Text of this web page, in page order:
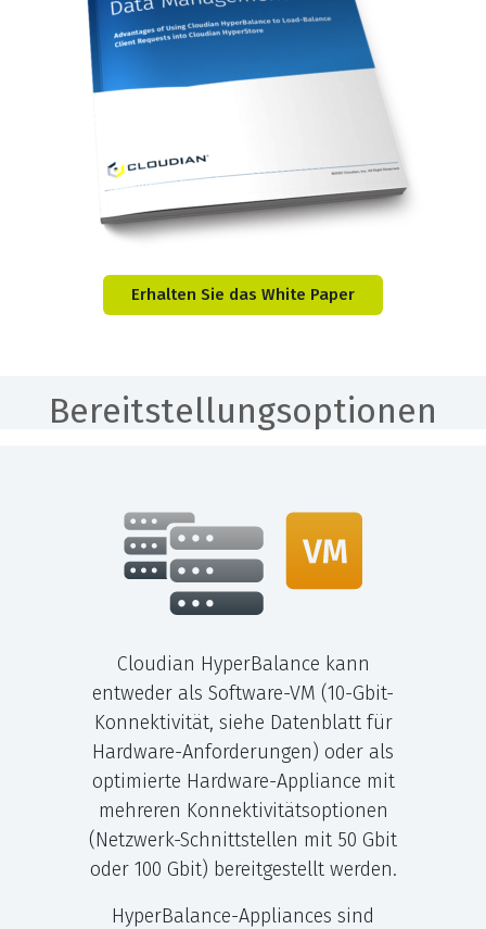
Erhalten Sie das White Paper
Bereitstellungsoptionen
Cloudian HyperBalance kann
entweder als Software-VM (10-Gbit-
Konnektivität, siehe Datenblatt für
Hardware-Anforderungen) oder als
optimierte Hardware-Appliance mit
mehreren Konnektivitätsoptionen
(Netzwerk-Schnittstellen mit 50 Gbit
oder 100 Gbit) bereitgestellt werden.
HyperBalance-Appliances sind